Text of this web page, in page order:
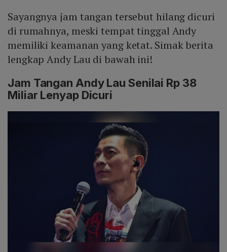
Sayangnya jam tangan tersebut hilang dicuri
di rumahnya, meski tempat tinggal Andy
memiliki keamanan yang ketat. Simak berita
lengkap Andy Lau di bawah ini!
Jam Tangan Andy Lau Senilai Rp 38
Miliar Lenyap Dicuri